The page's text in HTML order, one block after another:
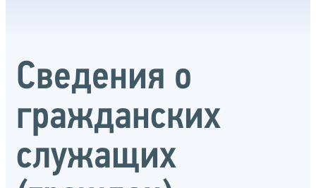
Сведения о
гражданских
служащих